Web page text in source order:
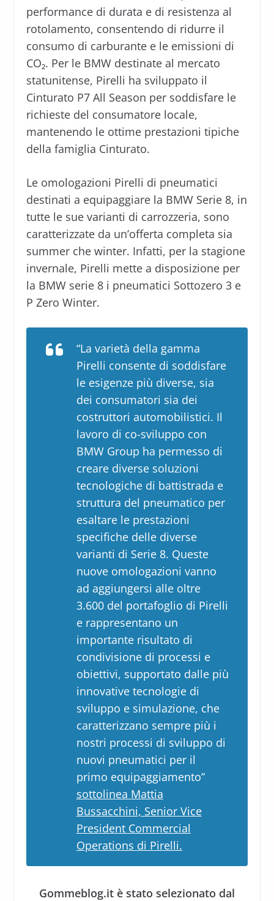
performance di durata e di resistenza al
rotolamento, consentendo di ridurre il
consumo di carburante e le emissioni di
CO₂. Per le BMW destinate al mercato
statunitense, Pirelli ha sviluppato il
Cinturato P7 All Season per soddisfare le
richieste del consumatore locale,
mantenendo le ottime prestazioni tipiche
della famiglia Cinturato.
Le omologazioni Pirelli di pneumatici
destinati a equipaggiare la BMW Serie 8, in
tutte le sue varianti di carrozzeria, sono
caratterizzate da un’offerta completa sia
summer che winter. Infatti, per la stagione
invernale, Pirelli mette a disposizione per
la BMW serie 8 i pneumatici Sottozero 3 e
P Zero Winter.
“La varietà della gamma
Pirelli consente di soddisfare
le esigenze più diverse, sia
dei consumatori sia dei
costruttori automobilistici. Il
lavoro di co-sviluppo con
BMW Group ha permesso di
creare diverse soluzioni
tecnologiche di battistrada e
struttura del pneumatico per
esaltare le prestazioni
specifiche delle diverse
varianti di Serie 8. Queste
nuove omologazioni vanno
ad aggiungersi alle oltre
3.600 del portafoglio di Pirelli
e rappresentano un
importante risultato di
condivisione di processi e
obiettivi, supportato dalle più
innovative tecnologie di
sviluppo e simulazione, che
caratterizzano sempre più i
nostri processi di sviluppo di
nuovi pneumatici per il
primo equipaggiamento”
sottolinea Mattia
Bussacchini, Senior Vice
President Commercial
Operations di Pirelli.
Gommeblog.it è stato selezionato dal